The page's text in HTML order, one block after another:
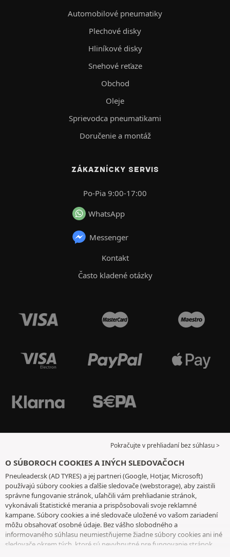
Automobilové pneumatiky
Plechové disky
Hliníkové disky
Snehové reťaze
Obchod
Oleje
Sprievodca pneumatikami
Doručenie a montáž
ZÁKAZNÍCKY SERVIS
Po-Pia 9:00-17:00
WhatsApp
Messenger
Kontakt
Často kladené otázky
Pokračujte v prehliadaní bez súhlasu >
O SÚBOROCH COOKIES A INÝCH SLEDOVAČOCH
Pneuleader.sk (AD TYRES) a jej partneri (Google, Hotjar, Microsoft)
používajú súbory cookies a ďalšie sledovače (webstorage), aby zaistili
správne fungovanie stránok, uľahčili vám prehliadanie stránok,
vykonávali štatistické merania a prispôsobovali svoje reklamné
kampane. Súbory cookies a iné sledovače uložené vo vašom zariadení
môžu obsahovať osobné údaje. Bez vášho slobodného a
informovaného súhlasu neumiestňujeme žiadne súbory cookies ani iné
sledovače okrem tých, ktoré sú nevyhnutné pre fungovanie stránok.